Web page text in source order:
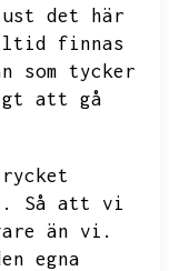
det här
finnas
som tycker
att gå
Så att vi
än vi.
egna